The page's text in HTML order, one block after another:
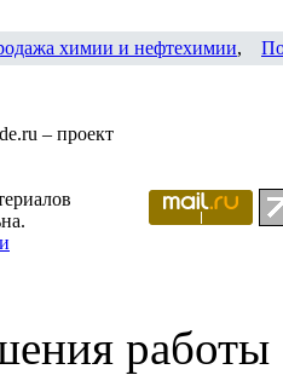
химии и нефтехимии,
– проект
работы